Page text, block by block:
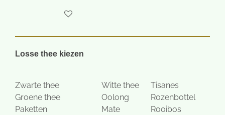
Houd mij op de hoogte
Losse thee kiezen
Zwarte thee Witte thee
Tisanes
Groene thee
Oolong
Rozenbottel
Paketten
Mate
Rooibos